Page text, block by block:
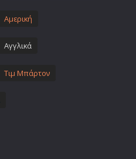
Αμερική
Αγγλικά
Τιμ Μπάρτον